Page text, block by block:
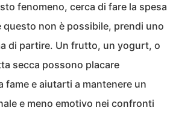
fenomeno, cerca di fare la spesa
non è possibile, prendi uno
di partire. Un frutto, un yogurt, o
secca possono placare
fame e aiutarti a mantenere un
e meno emotivo nei confronti